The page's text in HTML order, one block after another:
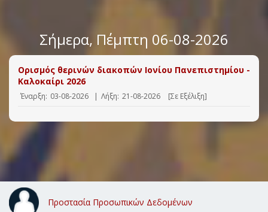
Σήμερα, Πέμπτη 06-08-2026
Ορισμός θερινών διακοπών Ιονίου Πανεπιστημίου -
Καλοκαίρι 2026
Έναρξη: 03-08-2026 | Λήξη: 21-08-2026 [Σε Εξέλιξη]
Προστασία Προσωπικών Δεδομένων